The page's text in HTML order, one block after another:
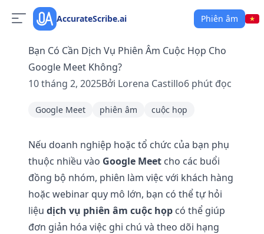
AccurateScribe.ai Phiên âm
Bạn Có Cần Dịch Vụ Phiên Âm Cuộc Họp Cho
Google Meet Không?
10 tháng 2, 2025Bởi Lorena Castillo6 phút đọc
Google Meet phiên âm cuộc họp
Nếu doanh nghiệp hoặc tổ chức của bạn phụ
thuộc nhiều vào Google Meet cho các buổi
đồng bộ nhóm, phiên làm việc với khách hàng
hoặc webinar quy mô lớn, bạn có thể tự hỏi
liệu dịch vụ phiên âm cuộc họp có thể giúp
đơn giản hóa việc ghi chú và theo dõi hạng